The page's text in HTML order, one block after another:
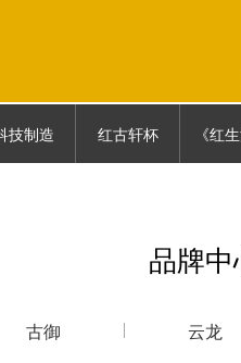
技制造 红古轩杯 《红
参赛通道品牌
古御 云龙